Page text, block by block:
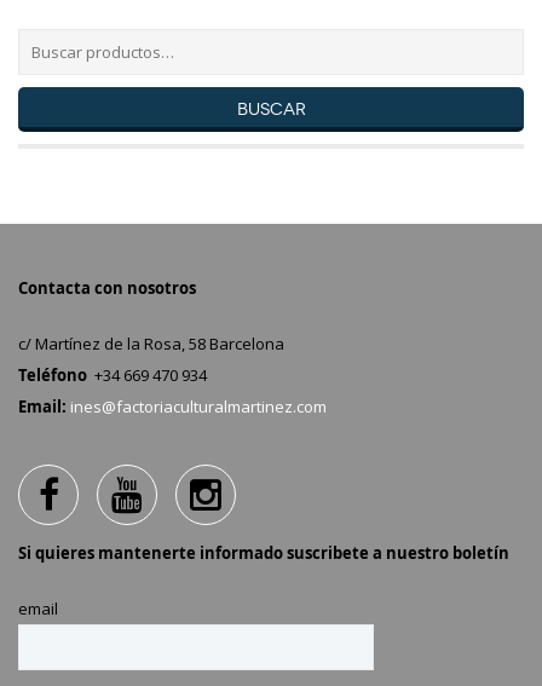
Buscar
Contacta con nosotros
c/ Martínez de la Rosa, 58 Barcelona
Teléfono +34 669 470 934
Email: ines@factoriaculturalmartinez.com
Si quieres mantenerte informado suscribete a nuestro boletín
email